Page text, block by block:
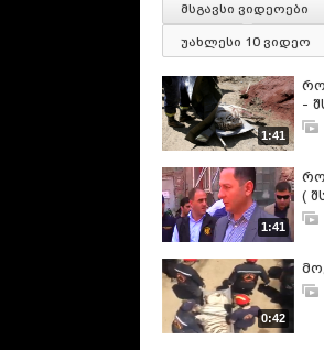
მსგავსი ვიდეოები
უახლესი 10 ვიდეო
1:41
-
1:41
(
0:42